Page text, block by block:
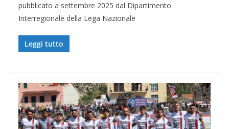
pubblicato a settembre 2025 dal Dipartimento
Interregionale della Lega Nazionale
Leggi tutto